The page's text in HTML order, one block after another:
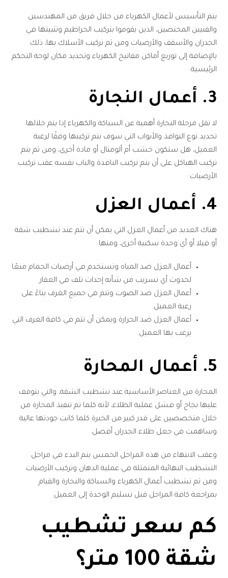
يتم التأسيس لأعمال الكهرباء من خلال فريق من المهندسين
والفنيين المختصين، الذين يقوموا بتركيب الخراطيم وتثبيتها في
الجدران والأسقف والأرضيات ومن ثم تركيب الأسلاك بها، ذلك
بالإضافة إلى توزيع أماكن مفاتيح الكهرباء وتحديد مكان لوحة التحكم
الرئيسية.
3. أعمال النجارة
لا تقل مرحلة النجارة أهمية عن السباكة والكهرباء إذا يتم خلالها
تحديد نوع النوافذ والأبواب التي سوف يتم تركيبها وفقًا لرغبة
العميل، هل ستكون خشب أم ألومتال أو مادة أخرى، ومن ثم يتم
تركيب الهياكل على أن يتم تركيب النافذة والباب نفسه عقب تركيب
الأرضيات.
4. أعمال العزل
هناك العديد من أعمال العزل التي يمكن أن تتم عند تشطيب شقة
أو فيلا أو أي وحدة سكنية أخرى، ومنها:
أعمال العزل ضد المياه وتستخدم في أرضيات الحمام منعًا
لحدوث أي تسريب من شأنه إحداث تلف في العقار.
أعمال العزل ضد الصوت وتتم في جميع الغرف بناءً على
رغبة العميل.
أعمال العزل ضد الحرارة ويمكن أن تتم في كافة الغرف التي
يرغب بها العميل.
5. أعمال المحارة
المحارة من العناصر الأساسية عند تشطيب الشقة، والتي يتوقف
عليها نجاح أو فشل عملية الطلاء، لأنه كلما تم تنفيذ المحارة من
خلال متخصصين على قدر كبير من الخبرة كلما كانت جودتها عالية
وساهمت في جعل طلاء الجدران أفضل.
وعقب الانتهاء من هذه المراحل الخمس يتم البدء في مراحل
التشطيب النهائية المتمثلة في عملية الدهان وتركيب الأرضيات
ومن ثم تشطيب أعمال الكهرباء والسباكة والنجارة والقيام
بمراجعة كافة المراحل قبل تسليم الوحدة إلى العميل.
كم سعر تشطيب
شقة 100 متر؟